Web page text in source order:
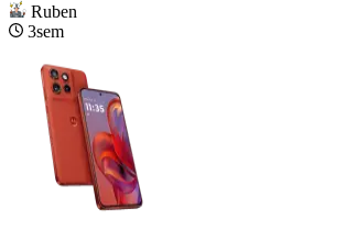
Ruben
3sem